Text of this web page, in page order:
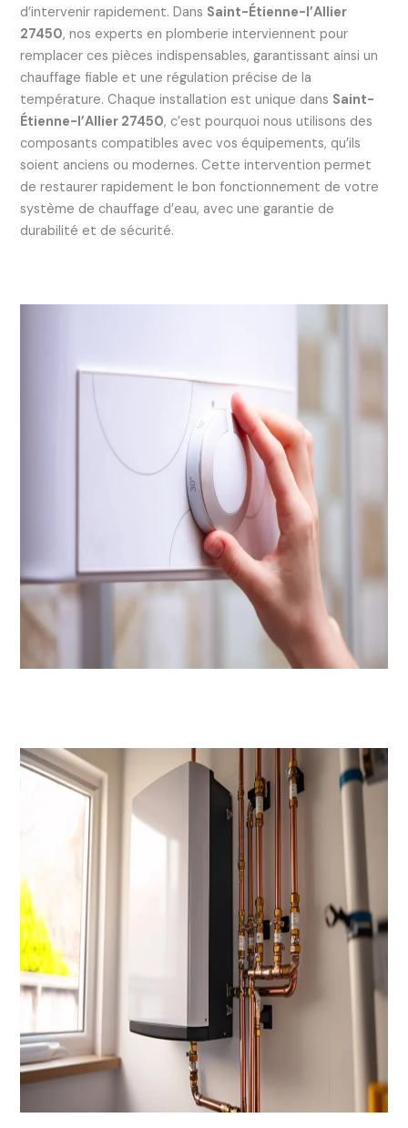
d’intervenir rapidement. Dans Saint-Étienne-l’Allier
27450, nos experts en plomberie interviennent pour
remplacer ces pièces indispensables, garantissant ainsi un
chauffage fiable et une régulation précise de la
température. Chaque installation est unique dans Saint-
Étienne-l’Allier 27450, c’est pourquoi nous utilisons des
composants compatibles avec vos équipements, qu’ils
soient anciens ou modernes. Cette intervention permet
de restaurer rapidement le bon fonctionnement de votre
système de chauffage d’eau, avec une garantie de
durabilité et de sécurité.